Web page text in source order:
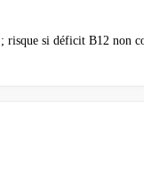
risque si déficit B12 non